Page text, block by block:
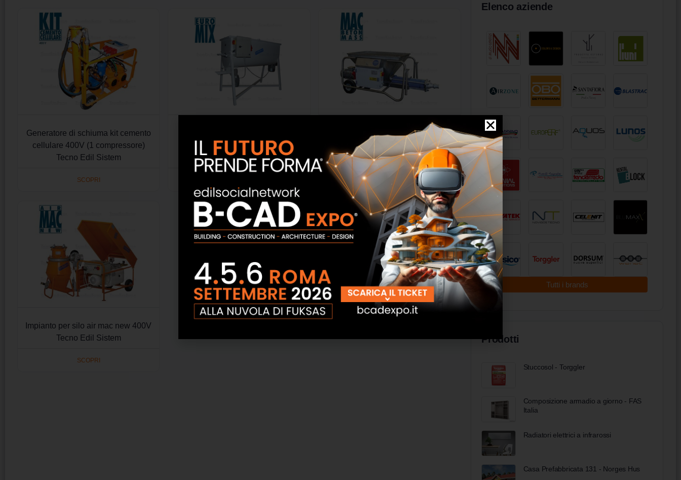
Generatore di schiuma kit cemento
cellulare 400V (1 compressore)
Tecno Edil Sistem
SCOPRI
Mac beton mass 400V – massetti
Tecno Edil Sistem
SCOPRI
Impianto per silo air mac new 400V
Tecno Edil Sistem
SCOPRI
Elenco aziende
Tutti i brands
Prodotti
Stuccosol - Torggler
Composizione armadio a giorno - FAS
Italia
Radiatori elettrici a infrarossi
Casa Prefabbricata 131 - Norges Hus